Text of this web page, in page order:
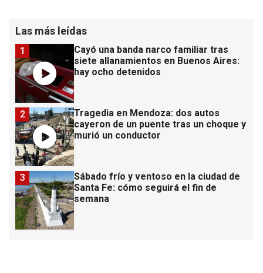
Las más leídas
Cayó una banda narco familiar tras
siete allanamientos en Buenos Aires:
hay ocho detenidos
1
Tragedia en Mendoza: dos autos
cayeron de un puente tras un choque y
murió un conductor
2
Sábado frío y ventoso en la ciudad de
Santa Fe: cómo seguirá el fin de
semana
3